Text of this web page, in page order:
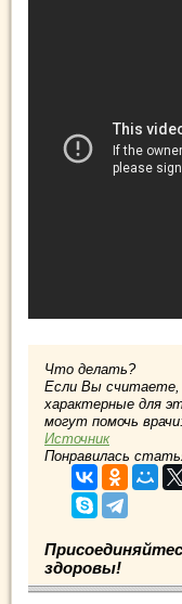
Что делать?
Если Вы считаете,
характерные для
могут помочь
Источник
Понравилась
здоровы!